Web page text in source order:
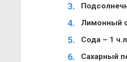
Лимонный
Сода – 1
Сахарный